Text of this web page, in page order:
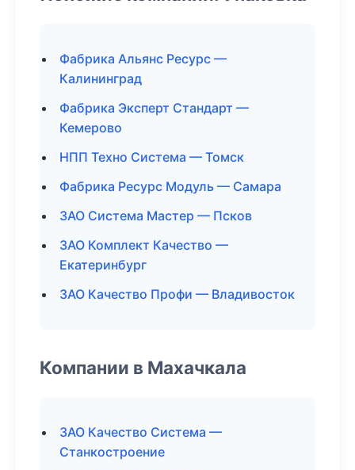
Фабрика Альянс Ресурс —
Калининград
Фабрика Эксперт Стандарт —
Кемерово
НПП Техно Система — Томск
Фабрика Ресурс Модуль — Самара
ЗАО Система Мастер — Псков
ЗАО Комплект Качество —
Екатеринбург
ЗАО Качество Профи — Владивосток
Компании в Махачкала
ЗАО Качество Система —
Станкостроение